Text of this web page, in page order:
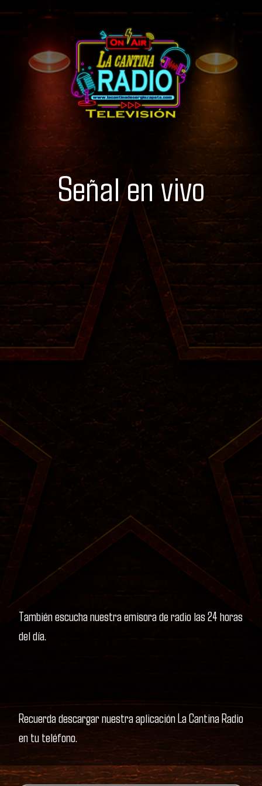
Señal en vivo
También escucha nuestra emisora de radio las 24 horas
del día.
Recuerda descargar nuestra aplicación La Cantina Radio
en tu teléfono.